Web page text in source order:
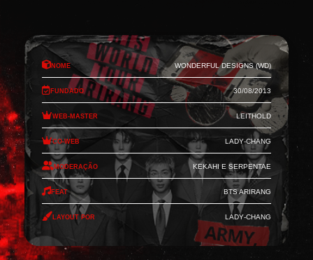
Nome Wonderful Designs (WD)
Fundado 30/08/2013
Web-Master Leithold
Co-Web Lady-Chang
Moderação Kekahi e Serpentae
Feat BTS Arirang
Layout por Lady-Chang